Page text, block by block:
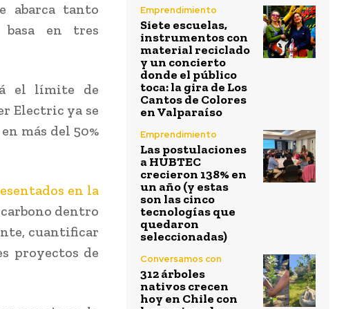
abarca tanto
basa en tres
el límite de
Electric ya se
más del 50%
en la
dentro
cuantificar
proyectos de
Emprendimiento
Siete escuelas,
instrumentos con
material reciclado
y un concierto
donde el público
toca: la gira de Los
Cantos de Colores
en Valparaíso
Emprendimiento
Las postulaciones
a HUBTEC
crecieron 138% en
un año (y estas
son las cinco
tecnologías que
quedaron
seleccionadas)
Conversamos con
312 árboles
nativos crecen
hoy en Chile con